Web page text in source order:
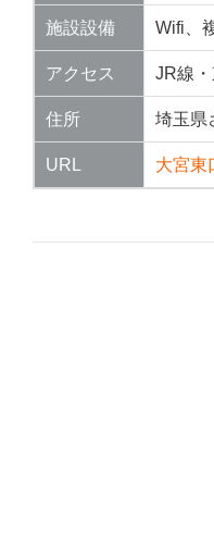
施設設備 Wifi、
アクセス JR線
住所 埼玉県
URL 大宮東